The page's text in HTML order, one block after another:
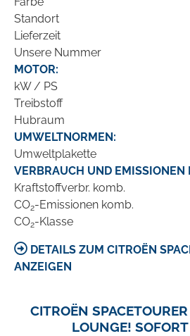
Standort
Lieferzeit
Unsere Nummer
MOTOR:
kW / PS
Treibstoff
Hubraum
UMWELTNORMEN:
Umweltplakette
VERBRAUCH UND EMISSIONEN
Kraftstoffverbr. komb.
CO2-Emissionen komb.
CO2-Klasse
DETAILS ZUM CITROËN
ANZEIGEN
CITROËN
LOUNGE!